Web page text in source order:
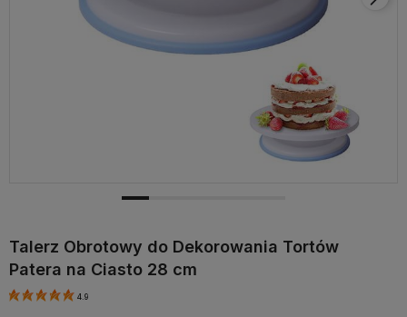
Talerz Obrotowy do Dekorowania Tortów
Patera na Ciasto 28 cm
4.9